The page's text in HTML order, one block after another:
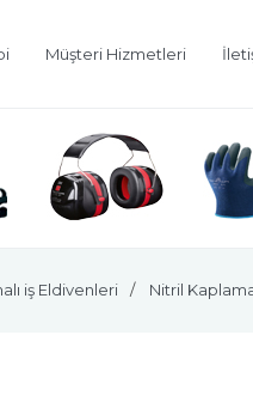
Müşteri Hizmetleri
iş Eldivenleri Nitril